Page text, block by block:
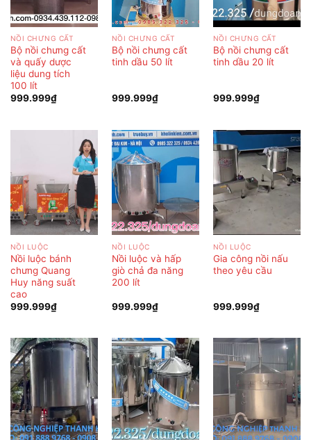
NỒI CHƯNG CẤT
Bộ nồi chưng cất
và quấy dược
liệu dung tích
100 lít
999.999₫
NỒI CHƯNG CẤT
Bộ nồi chưng cất
tinh dầu 50 lít
999.999₫
NỒI CHƯNG CẤT
Bộ nồi chưng cất
tinh dầu 20 lít
999.999₫
NỒI LUỘC
Nồi luộc bánh
chưng Quang
Huy năng suất
cao
999.999₫
NỒI LUỘC
Nồi luộc và hấp
giò chả đa năng
200 lít
999.999₫
NỒI LUỘC
Gia công nồi nấu
theo yêu cầu
999.999₫